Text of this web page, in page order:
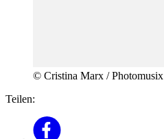
© Cristina Marx / Photomusix
Teilen: